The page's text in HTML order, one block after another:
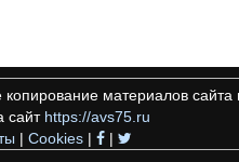
материалов сайта
сайт https://avs75.ru
| Cookies | |